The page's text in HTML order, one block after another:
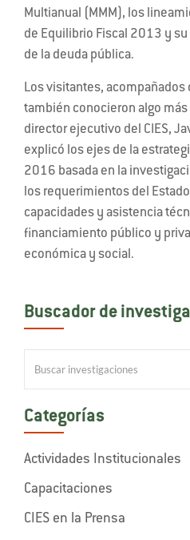
Multianual (MMM), los
de Equilibrio Fiscal 2013 y
de la deuda pública.
Los visitantes, acompañados
también conocieron algo más
director ejecutivo del CIES,
explicó los ejes de la
2016 basada en la
los requerimientos del
capacidades y asistencia
financiamiento público y
económica y social.
Buscador de
Categorías
Actividades Institucionales
Capacitaciones
CIES en la Prensa